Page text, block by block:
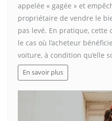
appelée « gagée » et
propriétaire de vendre le
pas levé. En pratique,
le cas où l’acheteur
voiture, à condition qu’elle
En savoir plus